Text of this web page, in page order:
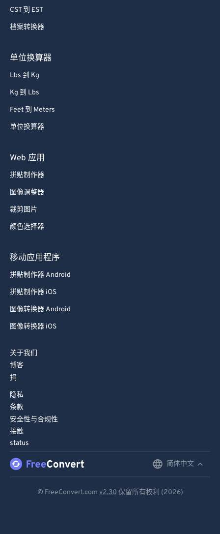
CST 到 EST
档案转换器
单位换算器
Lbs 到 Kg
Kg 到 Lbs
Feet 到 Meters
单位换算器
Web 应用
拼贴制作器
图像调整器
裁剪图片
颜色选择器
移动应用程序
拼贴制作器 Android
拼贴制作器 iOS
图像转换器 Android
图像转换器 iOS
关于我们
博客
捐
隐私
条款
安全性与合规性
接触
status
简体中文
© FreeConvert.com v2.30 保留所有权利 (2026)